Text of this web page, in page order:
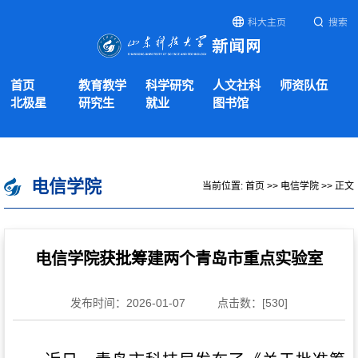
科大主页 搜索
首页 教育教学 科学研究 人文社科
师资队伍
北极星
研究生 就业 图书馆
电信学院 当前位置: 首页 >> 电信学院 >> 正文
电信学院获批筹建两个青岛市重点实验室
发布时间：2026-01-07 点击数：[530]